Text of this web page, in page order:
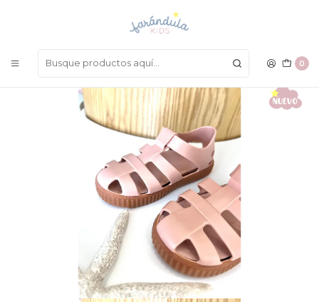
0
LAS MEJORES PRENDAS A UN SOLO CLICK